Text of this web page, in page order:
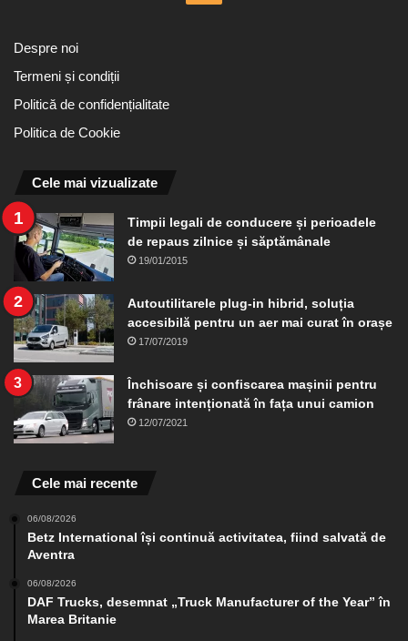
Despre noi
Termeni și condiții
Politică de confidențialitate
Politica de Cookie
Cele mai vizualizate
Timpii legali de conducere și perioadele
de repaus zilnice și săptămânale
19/01/2015
Autoutilitarele plug-in hibrid, soluția
accesibilă pentru un aer mai curat în orașe
17/07/2019
Închisoare și confiscarea mașinii pentru
frânare intenționată în fața unui camion
12/07/2021
Cele mai recente
06/08/2026
Betz International își continuă activitatea, fiind salvată de
Aventra
06/08/2026
DAF Trucks, desemnat „Truck Manufacturer of the Year” în
Marea Britanie